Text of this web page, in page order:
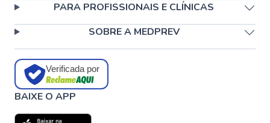
PARA PROFISSIONAIS E CLÍNICAS
SOBRE A MEDPREV
Verificada por
BAIXE O APP